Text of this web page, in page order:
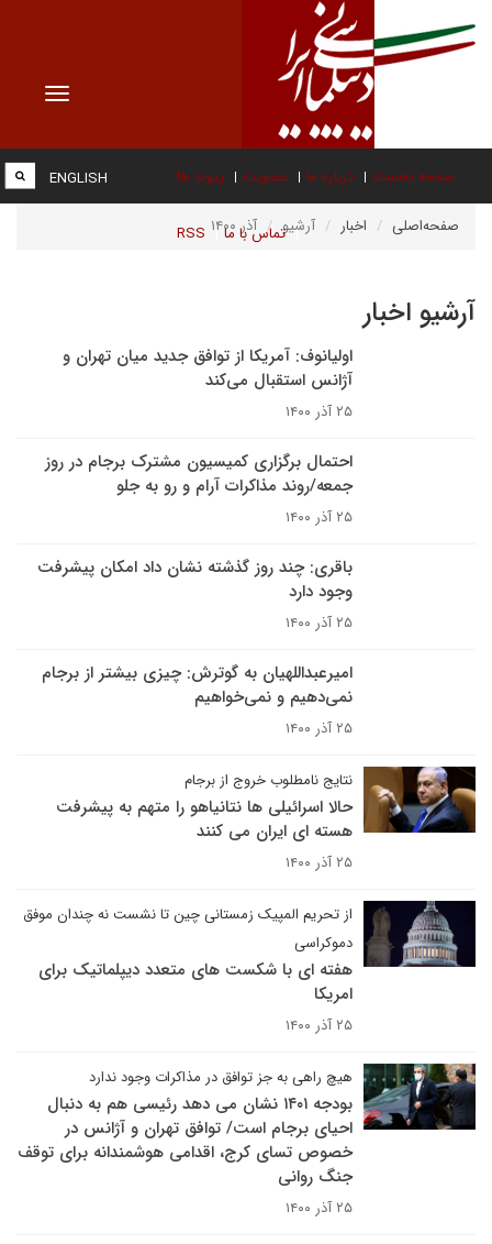
Toggle
صفحه نخست درباره ما عضویت پیوند ها
تماس با ما RSS
ENGLISH
صفحه‌اصلی اخبار آرشیو آذر ۱۴۰۰
آرشیو اخبار
اولیانوف: آمریکا از توافق جدید میان تهران و
آژانس استقبال می‌کند
۲۵ آذر ۱۴۰۰
احتمال برگزاری کمیسیون مشترک برجام در روز
جمعه/روند مذاکرات آرام و رو به جلو
۲۵ آذر ۱۴۰۰
باقری: چند روز گذشته نشان داد امکان پیشرفت
وجود دارد
۲۵ آذر ۱۴۰۰
امیرعبداللهیان به گوترش: چیزی بیشتر از برجام
نمی‌دهیم و نمی‌خواهیم
۲۵ آذر ۱۴۰۰
نتایج نامطلوب خروج از برجام
حالا اسرائیلی ها نتانیاهو را متهم به پیشرفت
هسته ای ایران می کنند
۲۵ آذر ۱۴۰۰
از تحریم المپیک زمستانی چین تا نشست نه چندان موفق
دموکراسی
هفته ای با شکست های متعدد دیپلماتیک برای
امریکا
۲۵ آذر ۱۴۰۰
هیچ راهی به جز توافق در مذاکرات وجود ندارد
بودجه ۱۴۰۱ نشان می دهد رئیسی هم به دنبال
احیای برجام است/ توافق تهران و آژانس در
خصوص تسای کرج، اقدامی هوشمندانه برای توقف
جنگ روانی
۲۵ آذر ۱۴۰۰